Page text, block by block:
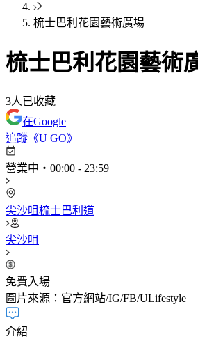
梳士巴利花園藝術廣場
梳士巴利花園藝術
3人已收藏
在Google
追蹤《U GO》
營業中 ・ 00:00 - 23:59
尖沙咀梳士巴利道
尖沙咀
免費入場
圖片來源：官方網站/IG/FB/ULifestyle
介紹